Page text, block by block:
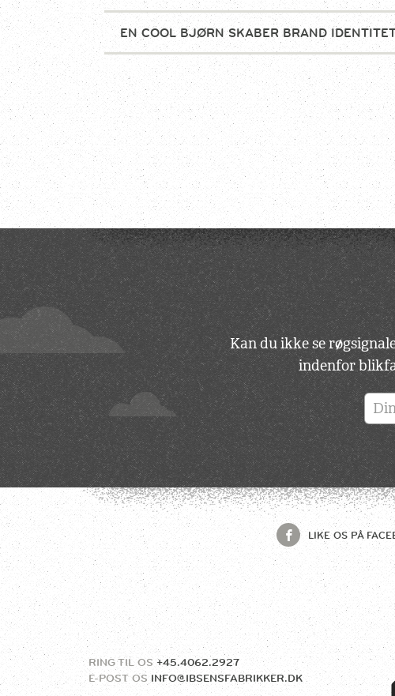
EN COOL BJØRN SKABER BRAND
Kan du ikke se
indenfor
LIKE OS PÅ
RING TIL OS +45.4062.2927
E-POST OS INFO@IBSENSFABRIKKER.DK